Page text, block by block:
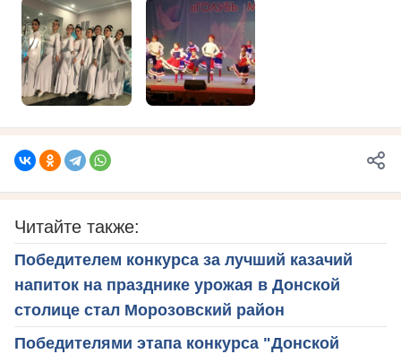
Читайте также:
Победителем конкурса за лучший казачий
напиток на празднике урожая в Донской
столице стал Морозовский район
Победителями этапа конкурса "Донской